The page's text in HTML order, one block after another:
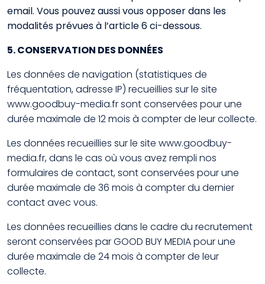
email. Vous pouvez aussi vous opposer dans les
modalités prévues à l’article 6 ci-dessous.
5. CONSERVATION DES DONNÉES
Les données de navigation (statistiques de
fréquentation, adresse IP) recueillies sur le site
www.goodbuy-media.fr sont conservées pour une
durée maximale de 12 mois à compter de leur collecte.
Les données recueillies sur le site www.goodbuy-
media.fr, dans le cas où vous avez rempli nos
formulaires de contact, sont conservées pour une
durée maximale de 36 mois à compter du dernier
contact avec vous.
Les données recueillies dans le cadre du recrutement
seront conservées par GOOD BUY MEDIA pour une
durée maximale de 24 mois à compter de leur
collecte.